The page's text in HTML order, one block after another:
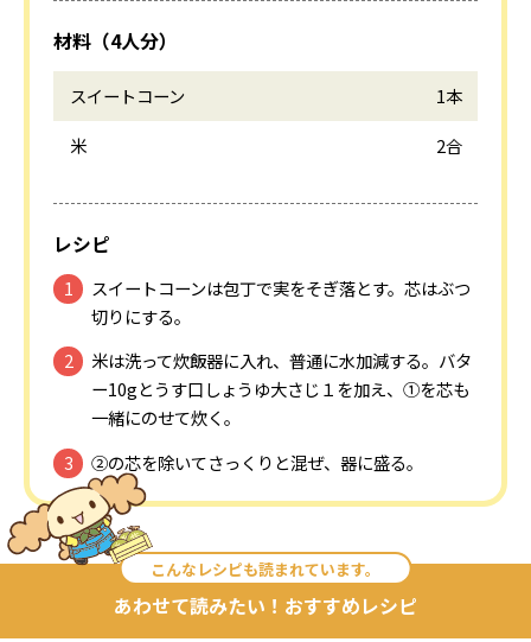
材料（4人分）
スイートコーン
1本
米
2合
レシピ
スイートコーンは包丁で実をそぎ落とす。芯はぶつ
切りにする。
米は洗って炊飯器に入れ、普通に水加減する。バタ
ー10gとうす口しょうゆ大さじ１を加え、①を芯も
一緒にのせて炊く。
②の芯を除いてさっくりと混ぜ、器に盛る。
こんなレシピも読まれています。
あわせて読みたい！おすすめレシピ